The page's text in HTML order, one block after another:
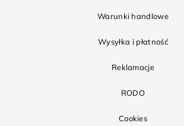
Warunki handlowe
Wysyłka i płatność
Reklamacje
RODO
Cookies